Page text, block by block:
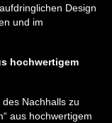
Design
und im
hochwertigem
Nachhalls zu
aus hochwertigem